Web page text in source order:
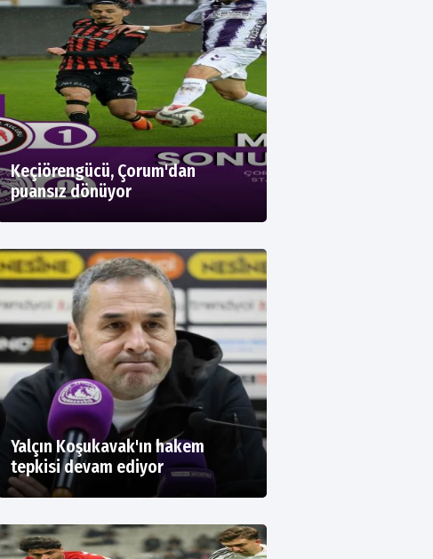
Keçiörengücü, Çorum'dan
puansız dönüyor
Yalçın Koşukavak'ın hakem
tepkisi devam ediyor